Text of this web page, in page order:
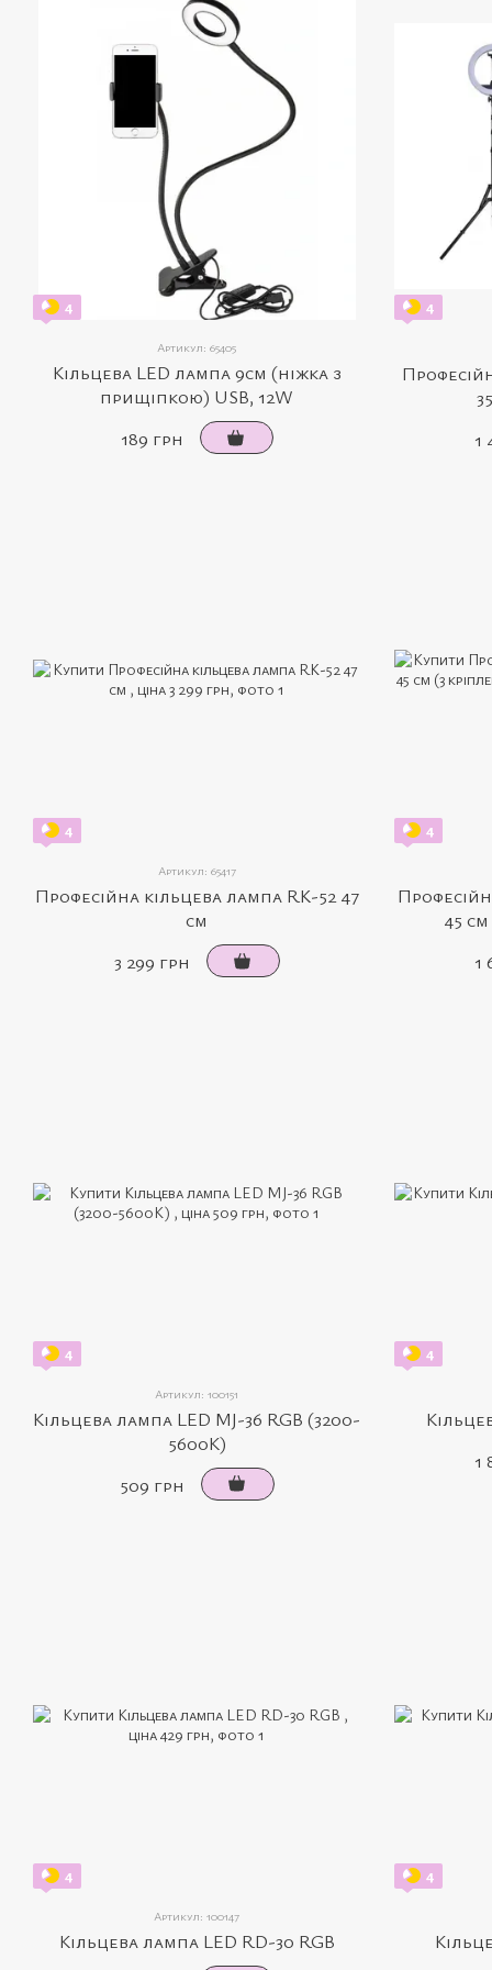
4
Артикул: 65405
Кільцева LED лампа 9см (ніжка з
прищіпкою) USB, 12W
189 грн
4
1
4
Артикул: 65417
Професійна кільцева лампа RK-52 47
см
3 299 грн
4
45
1
4
Артикул: 100151
Кільцева лампа LED MJ-36 RGB (3200-
5600К)
509 грн
4
1
4
Артикул: 100147
Кільцева лампа LED RD-30 RGB
4